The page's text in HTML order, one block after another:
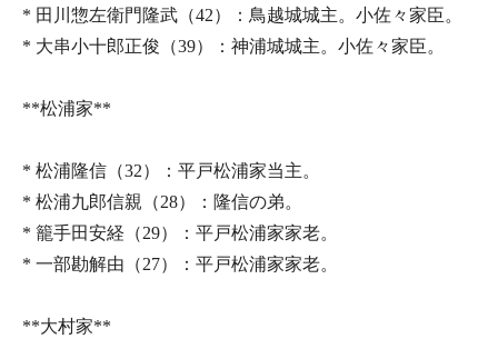
* 田川惣左衛門隆武（42）：鳥越城城主。小佐々家臣。
* 大串小十郎正俊（39）：神浦城城主。小佐々家臣。
**松浦家**
* 松浦隆信（32）：平戸松浦家当主。
* 松浦九郎信親（28）：隆信の弟。
* 籠手田安経（29）：平戸松浦家家老。
* 一部勘解由（27）：平戸松浦家家老。
**大村家**